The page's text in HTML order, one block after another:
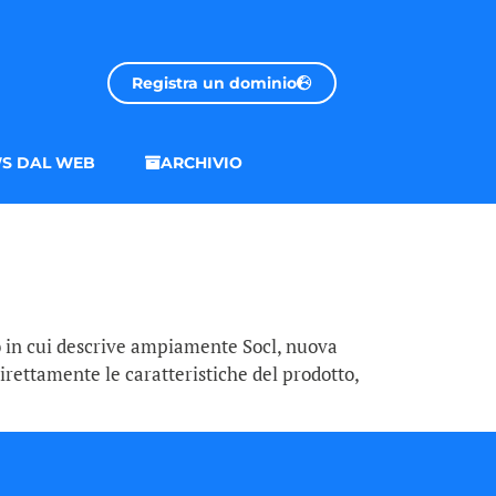
Registra un dominio
DAL WEB ARCHIVIO
cui descrive ampiamente Socl, nuova
le caratteristiche del prodotto,